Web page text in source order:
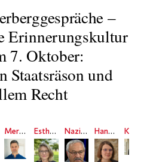
–
Erinnerungskultur
7. Oktober:
Staatsräson und
Recht
Meron Mendel Esther Schapira Nazih Musharbash Hannah Peaceman